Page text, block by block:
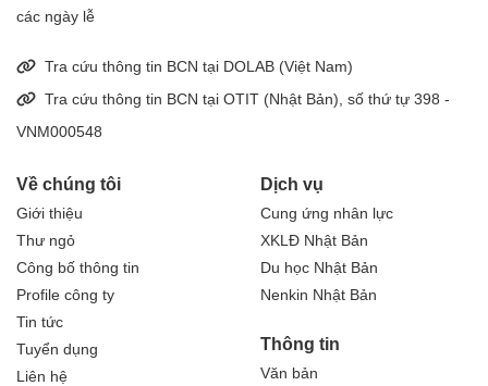
các ngày lễ
Tra cứu thông tin BCN tại DOLAB (Việt Nam)
Tra cứu thông tin BCN tại OTIT (Nhật Bản), số thứ tự 398 -
VNM000548
Về chúng tôi
Giới thiệu
Thư ngỏ
Công bố thông tin
Profile công ty
Tin tức
Tuyển dụng
Liên hệ
Dịch vụ
Cung ứng nhân lực
XKLĐ Nhật Bản
Du học Nhật Bản
Nenkin Nhật Bản
Thông tin
Văn bản